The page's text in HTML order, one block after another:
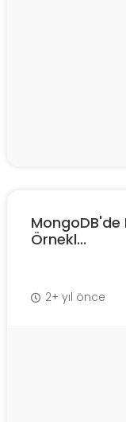
MongoDB'de
Örnekl...
2+ yıl önce